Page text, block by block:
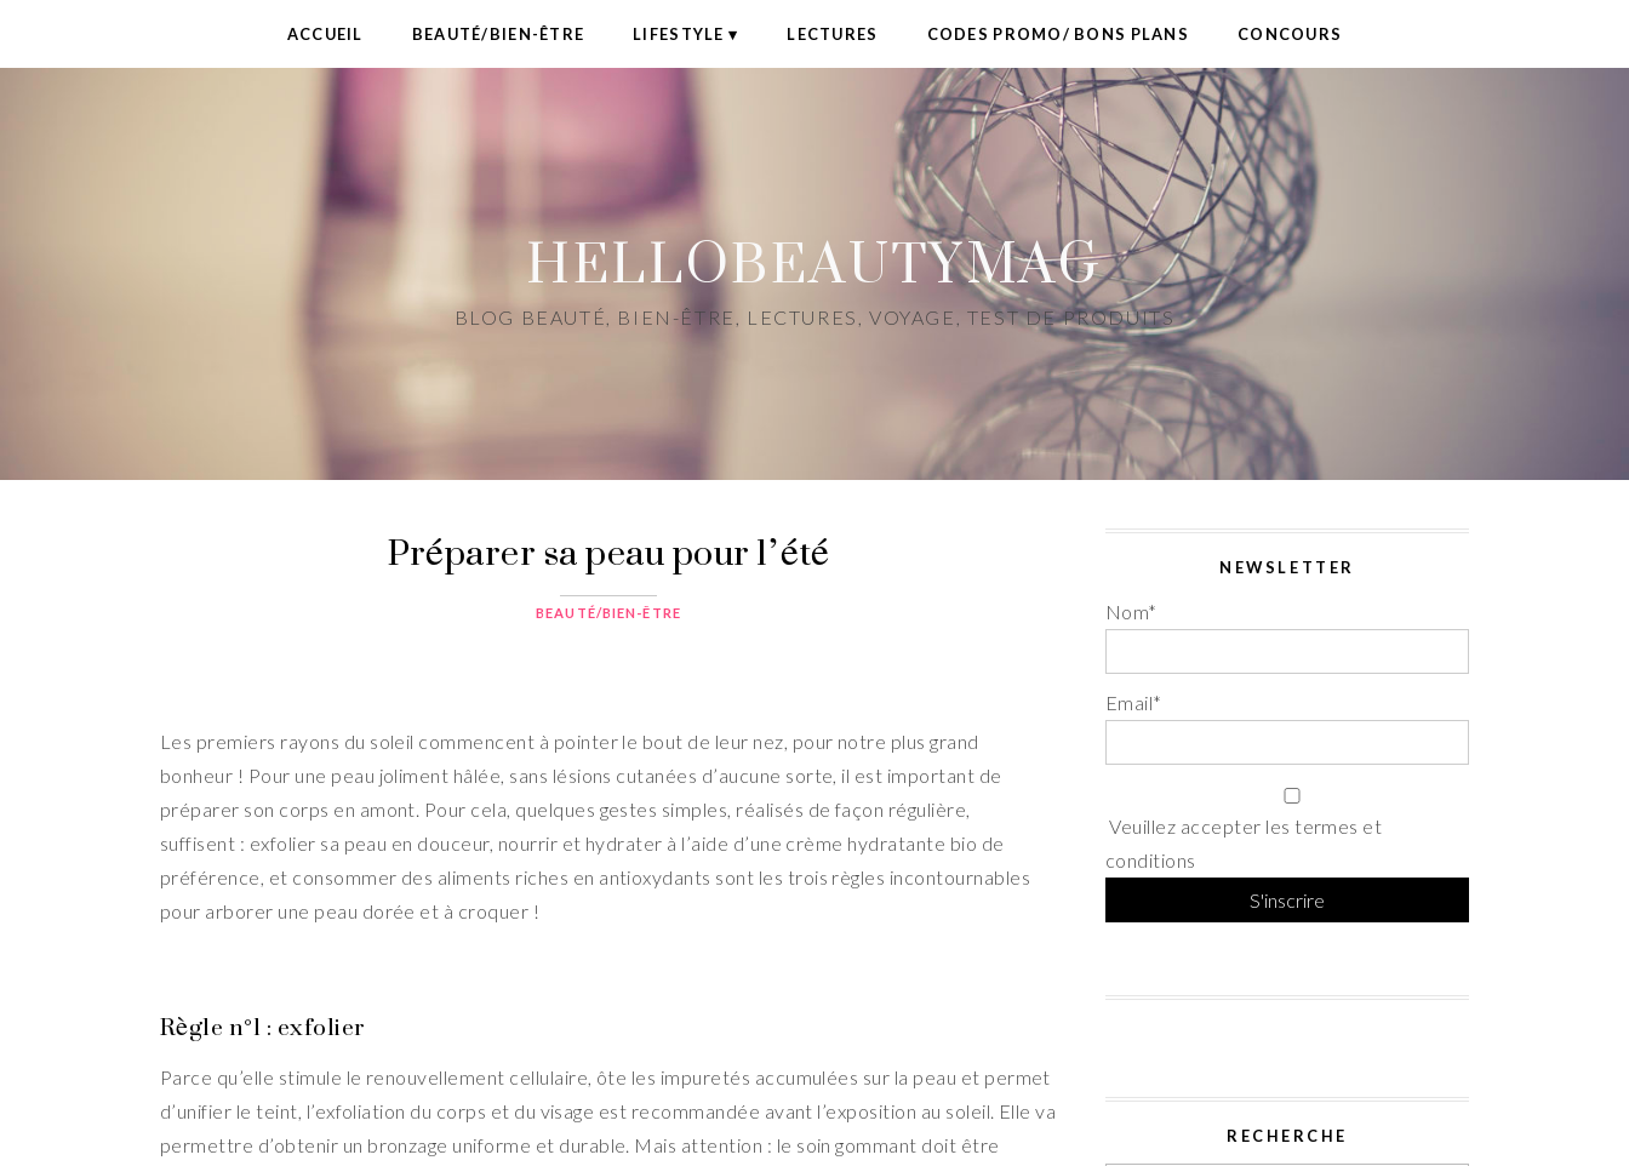
ACCUEIL BEAUTÉ/BIEN-ÊTRE LIFESTYLE LECTURES CODES PROMO/ BONS PLANS CONCOURS
HELLOBEAUTYMAG
BLOG BEAUTÉ, BIEN-ÊTRE, LECTURES, VOYAGE, TEST DE PRODUITS
Préparer sa peau pour l’été
BEAUTÉ/BIEN-ÊTRE
Les premiers rayons du soleil commencent à pointer le bout de leur nez, pour notre plus grand
bonheur ! Pour une peau joliment hâlée, sans lésions cutanées d’aucune sorte, il est important de
préparer son corps en amont. Pour cela, quelques gestes simples, réalisés de façon régulière,
suffisent : exfolier sa peau en douceur, nourrir et hydrater à l’aide d’une crème hydratante bio de
préférence, et consommer des aliments riches en antioxydants sont les trois règles incontournables
pour arborer une peau dorée et à croquer !
Règle n°1 : exfolier
Parce qu’elle stimule le renouvellement cellulaire, ôte les impuretés accumulées sur la peau et permet
d’unifier le teint, l’exfoliation du corps et du visage est recommandée avant l’exposition au soleil. Elle va
permettre d’obtenir un bronzage uniforme et durable. Mais attention : le soin gommant doit être
NEWSLETTER
Nom*
Email*
Veuillez accepter les termes et
conditions
RECHERCHE